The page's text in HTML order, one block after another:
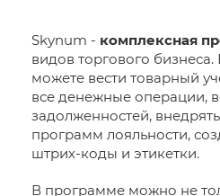
Skynum - комплексная
видов торгового
можете вести товарный
все денежные операции,
задолженностей,
программ лояльности,
штрих-коды и этикетки.
В программе можно не